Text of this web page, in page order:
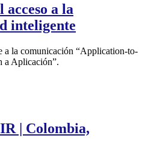
a la
inteligente
a la comunicación “Application-to-
a Aplicación”.
| Colombia,